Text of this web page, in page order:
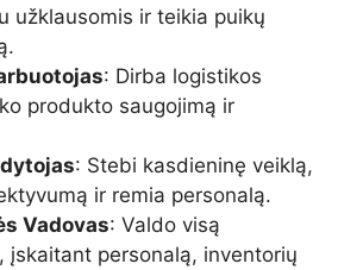
užklausomis ir teikia puikų
: Dirba logistikos
produkto saugojimą ir
: Stebi kasdieninę veiklą,
ir remia personalą.
Vadovas: Valdo visą
įskaitant personalą, inventorių